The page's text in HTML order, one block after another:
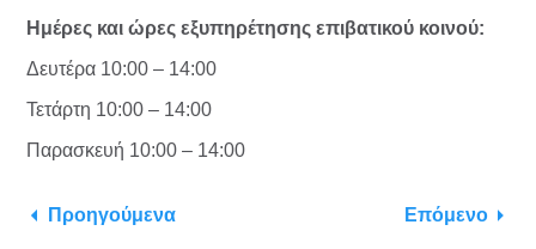
Ημέρες και ώρες εξυπηρέτησης επιβατικού κοινού:
Δευτέρα 10:00 – 14:00
Τετάρτη 10:00 – 14:00
Παρασκευή 10:00 – 14:00
Προηγούμενα Επόμενο